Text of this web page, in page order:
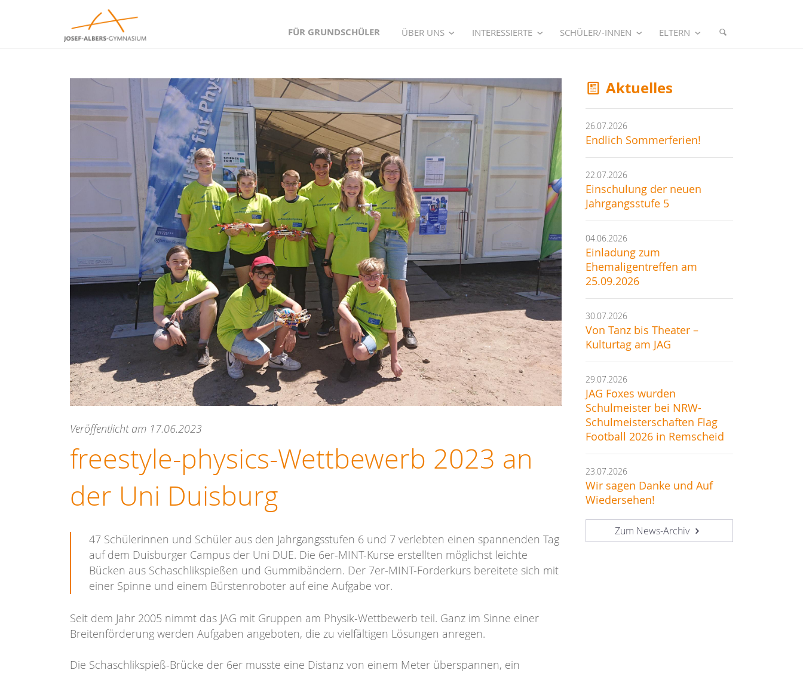
FÜR GRUNDSCHÜLER ÜBER UNS INTERESSIERTE SCHÜLER/-INNEN ELTERN
Veröffentlicht am 17.06.2023
freestyle-physics-Wettbewerb 2023 an
der Uni Duisburg
47 Schülerinnen und Schüler aus den Jahrgangsstufen 6 und 7 verlebten einen spannenden Tag
auf dem Duisburger Campus der Uni DUE. Die 6er-MINT-Kurse erstellten möglichst leichte
Bücken aus Schaschlikspießen und Gummibändern. Der 7er-MINT-Forderkurs bereitete sich mit
einer Spinne und einem Bürstenroboter auf eine Aufgabe vor.
Seit dem Jahr 2005 nimmt das JAG mit Gruppen am Physik-Wettbewerb teil. Ganz im Sinne einer
Breitenförderung werden Aufgaben angeboten, die zu vielfältigen Lösungen anregen.
Die Schaschlikspieß-Brücke der 6er musste eine Distanz von einem Meter überspannen, ein
Aktuelles
26.07.2026
Endlich Sommerferien!
22.07.2026
Einschulung der neuen
Jahrgangsstufe 5
04.06.2026
Einladung zum
Ehemaligentreffen am
25.09.2026
30.07.2026
Von Tanz bis Theater –
Kulturtag am JAG
29.07.2026
JAG Foxes wurden
Schulmeister bei NRW-
Schulmeisterschaften Flag
Football 2026 in Remscheid
23.07.2026
Wir sagen Danke und Auf
Wiedersehen!
Zum News-Archiv